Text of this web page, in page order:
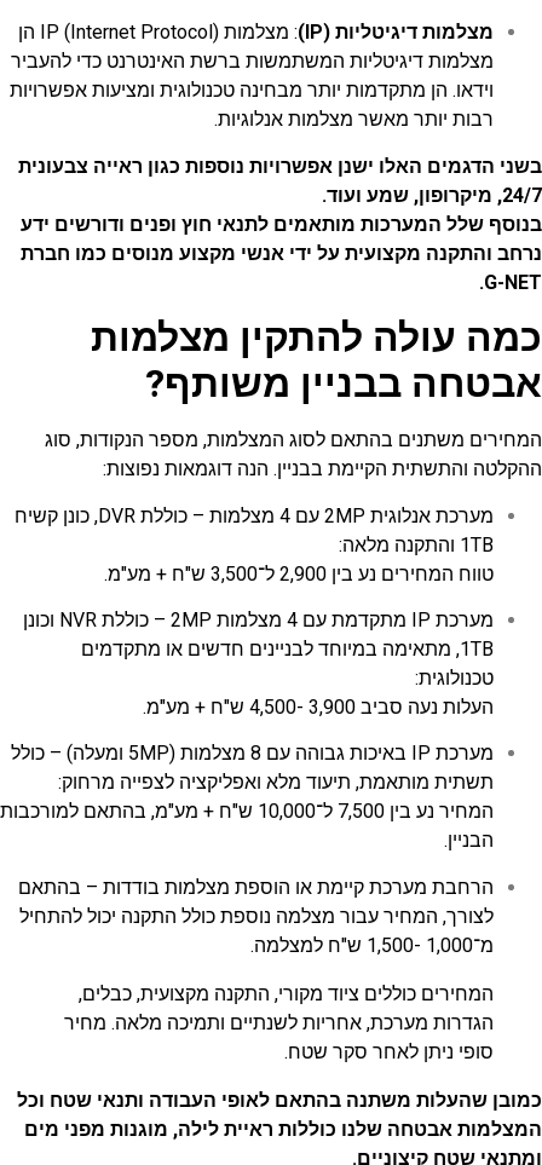
מצלמות דיגיטליות (IP)
: מצלמות IP (Internet Protocol) הן
מצלמות דיגיטליות המשתמשות ברשת האינטרנט כדי להעביר
וידאו. הן מתקדמות יותר מבחינה טכנולוגית ומציעות אפשרויות
רבות יותר מאשר מצלמות אנלוגיות.
בשני הדגמים האלו ישנן אפשרויות נוספות כגון ראייה צבעונית
24/7, מיקרופון, שמע ועוד.
בנוסף שלל המערכות מותאמים לתנאי חוץ ופנים ודורשים ידע
נרחב והתקנה מקצועית על ידי אנשי מקצוע מנוסים כמו חברת
G-NET.
כמה עולה להתקין מצלמות
אבטחה בבניין משותף?
המחירים משתנים בהתאם לסוג המצלמות, מספר הנקודות, סוג
ההקלטה והתשתית הקיימת בבניין. הנה דוגמאות נפוצות:
מערכת אנלוגית 2MP עם 4 מצלמות – כוללת DVR, כונן קשיח
1TB והתקנה מלאה:
טווח המחירים נע בין 2,900 ל־3,500 ש"ח + מע"מ.
מערכת IP מתקדמת עם 4 מצלמות 2MP – כוללת NVR וכונן
1TB, מתאימה במיוחד לבניינים חדשים או מתקדמים
טכנולוגית:
העלות נעה סביב 3,900 -4,500 ש"ח + מע"מ.
מערכת IP באיכות גבוהה עם 8 מצלמות (5MP ומעלה) – כולל
תשתית מותאמת, תיעוד מלא ואפליקציה לצפייה מרחוק:
המחיר נע בין 7,500 ל־10,000 ש"ח + מע"מ, בהתאם למורכבות
הבניין.
הרחבת מערכת קיימת או הוספת מצלמות בודדות – בהתאם
לצורך, המחיר עבור מצלמה נוספת כולל התקנה יכול להתחיל
מ־1,000 -1,500 ש"ח למצלמה.
המחירים כוללים ציוד מקורי, התקנה מקצועית, כבלים,
הגדרות מערכת, אחריות לשנתיים ותמיכה מלאה. מחיר
סופי ניתן לאחר סקר שטח.
כמובן שהעלות משתנה בהתאם לאופי העבודה ותנאי שטח וכל
המצלמות אבטחה שלנו כוללות ראיית לילה, מוגנות מפני מים
ומתנאי שטח קיצוניים.